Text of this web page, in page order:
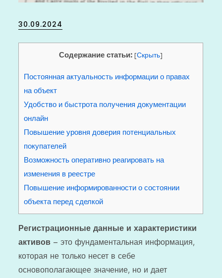
Posted
30.09.2024
Содержание статьи: [Скрыть]
Постоянная актуальность информации о правах
на объект
Удобство и быстрота получения документации
онлайн
Повышение уровня доверия потенциальных
покупателей
Возможность оперативно реагировать на
изменения в реестре
Повышение информированности о состоянии
объекта перед сделкой
Регистрационные данные и характеристики
активов – это фундаментальная информация,
которая не только несет в себе
основополагающее значение, но и дает